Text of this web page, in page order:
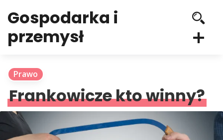
Gospodarka i
przemysł
Prawo
Frankowicze kto winny?